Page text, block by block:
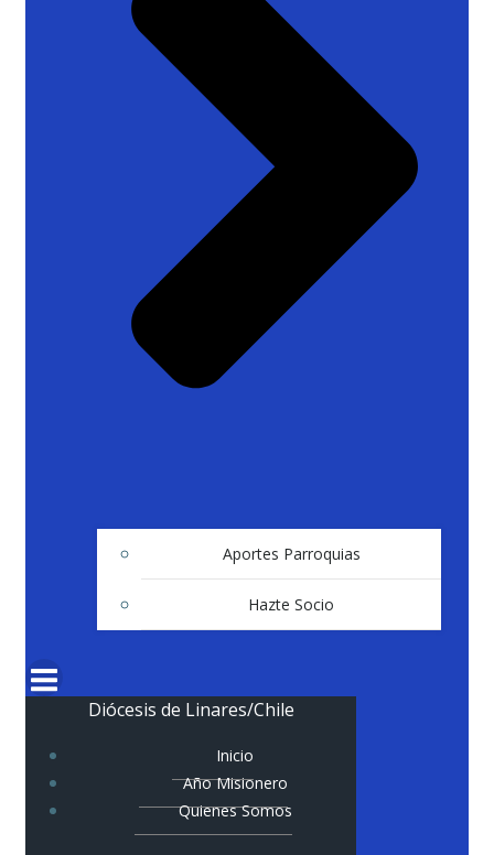
Aportes Parroquias
Hazte Socio
Diócesis de Linares/Chile
Inicio
Año Misionero
Quienes Somos